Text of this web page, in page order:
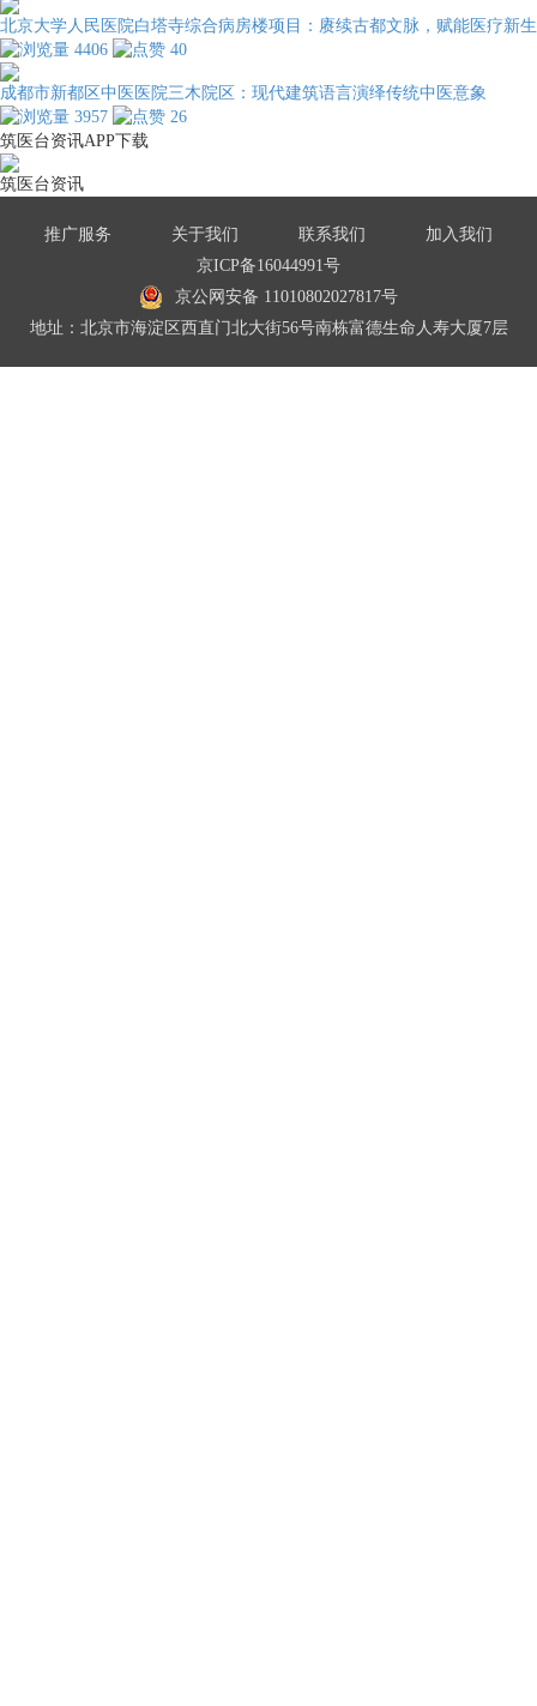
北京大学人民医院白塔寺综合病房楼项目：赓续古都文脉，赋能医疗新生
4406
40
成都市新都区中医医院三木院区：现代建筑语言演绎传统中医意象
3957
26
筑医台资讯APP下载
筑医台资讯
推广服务 关于我们 联系我们
加入我们
京ICP备16044991号
京公网安备 11010802027817号
地址：北京市海淀区西直门北大街56号南栋富德生命人寿大厦7层